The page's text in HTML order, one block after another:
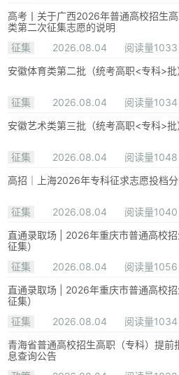
高考丨关于广西2026年普通高校招生
类第二次征集志愿的说明
征集
2026.08.04
阅读量1033
安徽体育类第二批（统考高职<专科>
征集 2026.08.04
阅读量1034
安徽艺术类第三批（统考高职<专科>
征集 2026.08.04
阅读量1048
高招｜上海2026年专科征求志愿投档
征集 2026.08.04
阅读量1040
直通录取场 | 2026年重庆市普通高校
征集）
征集
2026.08.04
阅读量1056
直通录取场 | 2026年重庆市普通高校
征集）
征集
2026.08.04
阅读量1034
青海省普通高校招生高职（专科）提
息查询公告